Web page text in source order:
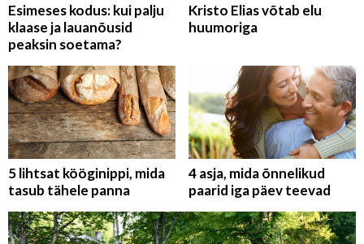
Esimeses kodus: kui palju
klaase ja lauanõusid
peaksin soetama?
Kristo Elias võtab elu
huumoriga
5 lihtsat kööginippi, mida
tasub tähele panna
4 asja, mida õnnelikud
paarid iga päev teevad